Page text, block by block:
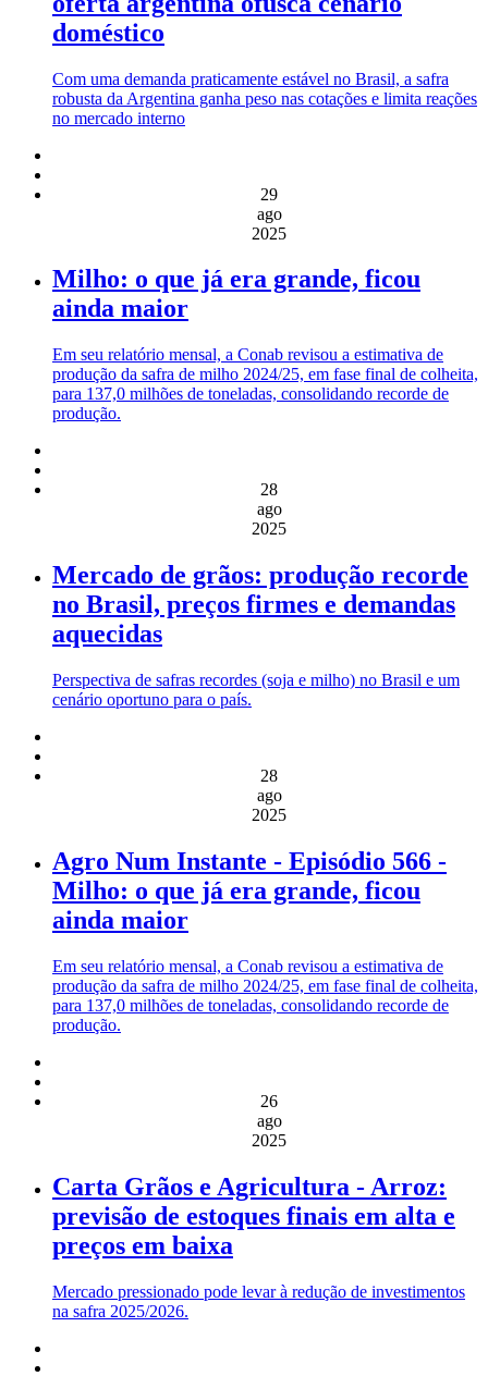
doméstico
Com uma demanda praticamente estável no Brasil, a safra
robusta da Argentina ganha peso nas cotações e limita reações
no mercado interno
29
ago
2025
Milho: o que já era grande, ficou
ainda maior
Em seu relatório mensal, a Conab revisou a estimativa de
produção da safra de milho 2024/25, em fase final de colheita,
para 137,0 milhões de toneladas, consolidando recorde de
produção.
28
ago
2025
Mercado de grãos: produção recorde
no Brasil, preços firmes e demandas
aquecidas
Perspectiva de safras recordes (soja e milho) no Brasil e um
cenário oportuno para o país.
28
ago
2025
Agro Num Instante - Episódio 566 -
Milho: o que já era grande, ficou
ainda maior
Em seu relatório mensal, a Conab revisou a estimativa de
produção da safra de milho 2024/25, em fase final de colheita,
para 137,0 milhões de toneladas, consolidando recorde de
produção.
26
ago
2025
Carta Grãos e Agricultura - Arroz:
previsão de estoques finais em alta e
preços em baixa
Mercado pressionado pode levar à redução de investimentos
na safra 2025/2026.